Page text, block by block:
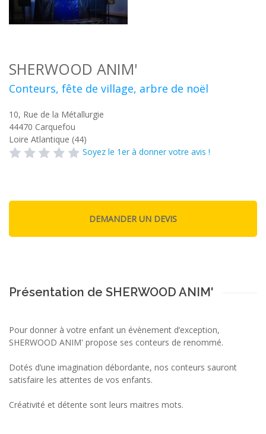
SHERWOOD ANIM'
Conteurs, fête de village, arbre de noël
10, Rue de la Métallurgie
44470 Carquefou
Loire Atlantique (44)
Soyez le 1er à donner votre avis !
Présentation de SHERWOOD ANIM'
Pour donner à votre enfant un évènement d’exception,
SHERWOOD ANIM' propose ses conteurs de renommé.
Dotés d’une imagination débordante, nos conteurs sauront
satisfaire les attentes de vos enfants.
Créativité et détente sont leurs maitres mots.